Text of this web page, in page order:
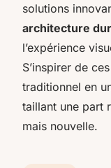
solutions
architecture
l’expérience
S’inspirer de
traditionnel en
taillant une part
mais nouvelle.